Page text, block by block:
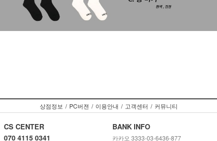
상점정보 / PC버젼 / 이용안내 / 고객센터 / 커뮤니티
CS CENTER
070 4115 0341
BANK INFO
카카오 3333-03-6436-877